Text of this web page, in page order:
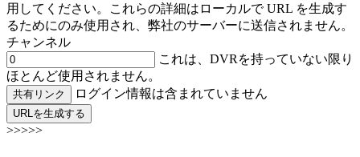
用してください。これらの詳細はローカルで URL を生成す
るためにのみ使用され、弊社のサーバーに送信されません。
チャンネル
これは、DVRを持っていない限り
ほとんど使用されません。
共有リンク ログイン情報は含まれていません
URLを生成する
>>>>>